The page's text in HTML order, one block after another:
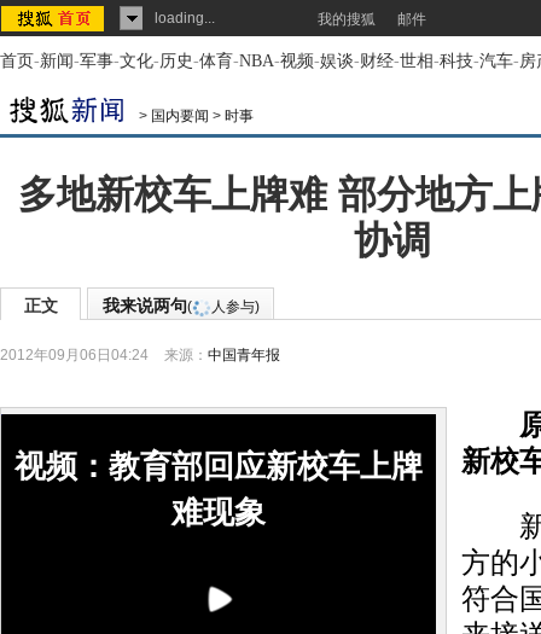
loading... 我的搜狐 邮件
首页-新闻-军事-文化-历史-体育-NBA-视频-娱谈-财经-世相-科技-汽车-房
> 国内要闻 > 时事
多地新校车上牌难 部分地方
协调
正文 我来说两句( 人参与)
2012年09月06日04:24 来源： 中国青年报
视频：教育部回应新校车上牌
难现象
原
新校
新
方的
符合